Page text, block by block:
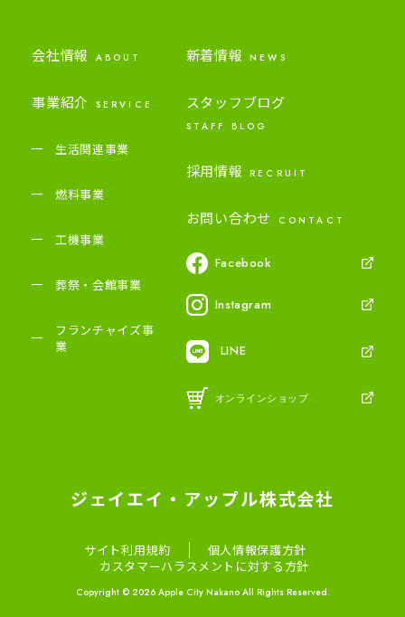
ジェイエイ・アップル株式会社
サイト利用規約
個人情報保護方針
カスタマーハラスメントに対する方針
Copyright © 2026 Apple City Nakano All Rights Reserved.
会社情報 ABOUT
事業紹介 SERVICE
生活関連事業
燃料事業
工機事業
葬祭・会館事業
フランチャイズ事
業
新着情報 NEWS
スタッフブログ
STAFF BLOG
採用情報 RECRUIT
お問い合わせ CONTACT
Facebook
Instagram
LINE
オンラインショップ